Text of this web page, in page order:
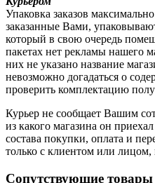
Упаковка заказов
заказанные Вами,
который в свою очередь
пакетах нет рекламы нашего
них не указано название
невозможно догадаться о
проверить комплектацию
Курьер не сообщает Вашим
из какого магазина он
состава покупки, оплата и
только с клиентом или
Сопутствующие товары